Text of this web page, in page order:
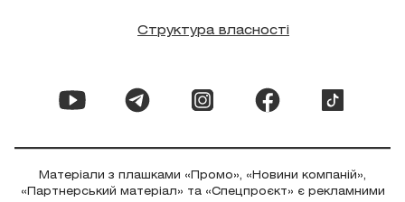
Структура власності
Матеріали з плашками «Промо», «Новини компаній»,
«Партнерський матеріал» та «Спецпроєкт» є рекламними